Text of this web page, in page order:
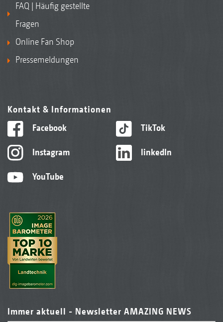
FAQ | Häufig gestellte
Fragen
Online Fan Shop
Pressemeldungen
Kontakt & Informationen
Facebook
Instagram
YouTube
TikTok
linkedIn
Immer aktuell - Newsletter AMAZING NEWS